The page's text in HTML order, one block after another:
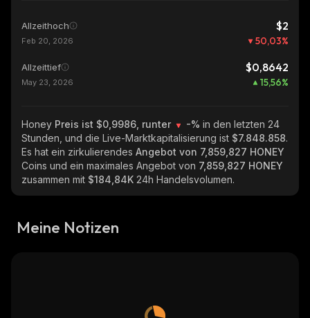
Allzeithoch $2
Feb 20, 2026 50,03%
Allzeittief $0,8642
May 23, 2026 15,56%
Honey Preis ist $0,9986, runter -% in den letzten 24
Stunden, und die Live-Marktkapitalisierung ist $7.848.858.
Es hat ein zirkulierendes Angebot von 7,859,827 HONEY
Coins und ein maximales Angebot von 7,859,827 HONEY
zusammen mit $184,84K 24h Handelsvolumen.
Meine Notizen